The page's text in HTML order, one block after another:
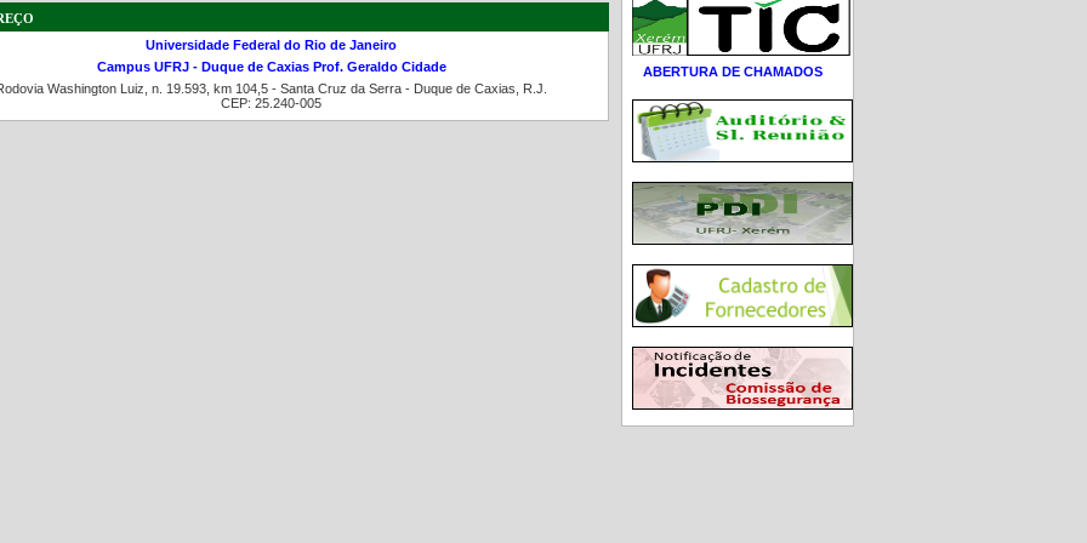
Universidade Federal do Rio de Janeiro
Campus UFRJ - Duque de Caxias Prof. Geraldo Cidade
Washington Luiz, n. 19.593, km 104,5 - Santa Cruz da Serra - Duque de Caxias, R.J.
CEP: 25.240-005
ABERTURA DE CHAMADOS